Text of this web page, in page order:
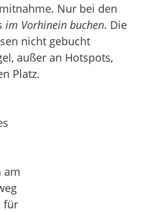
Nur bei den
im Vorhinein buchen. Die
nicht gebucht
außer an Hotspots,
Platz.
am
für